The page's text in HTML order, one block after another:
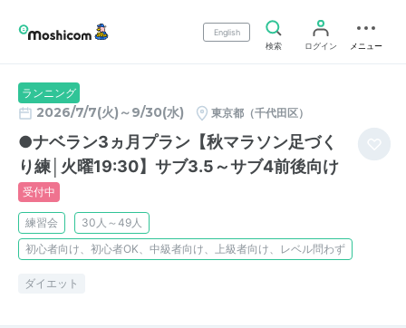
English
検索
ログイン メニュー
ランニング
2026/7/7(火)～9/30(水) 東京都（千代田区）
●ナベラン3ヵ月プラン【秋マラソン足づく
り練│火曜19:30】サブ3.5～サブ4前後向け
受付中
練習会
30人～49人
初心者向け、初心者OK、中級者向け、上級者向け、レベル問わず
ダイエット